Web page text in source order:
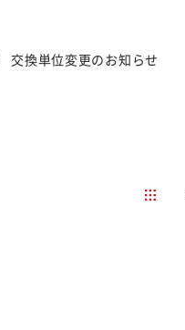
換単位変更のお知らせ